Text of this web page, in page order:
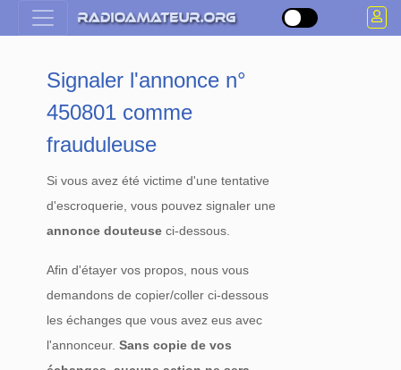
Signaler l'annonce n°
450801 comme
frauduleuse
Si vous avez été victime d'une tentative
d'escroquerie, vous pouvez signaler une
annonce douteuse ci-dessous.
Afin d'étayer vos propos, nous vous
demandons de copier/coller ci-dessous
les échanges que vous avez eus avec
l'annonceur.Sans copie de vos